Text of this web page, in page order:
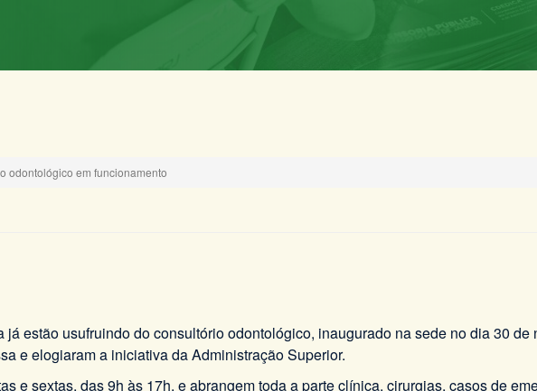
odontológico em funcionamento
estão usufruindo do consultório odontológico, inaugurado na sede no dia 30
e elogiaram a iniciativa da Administração Superior.
e sextas, das 9h às 17h, e abrangem toda a parte clínica, cirurgias, casos de